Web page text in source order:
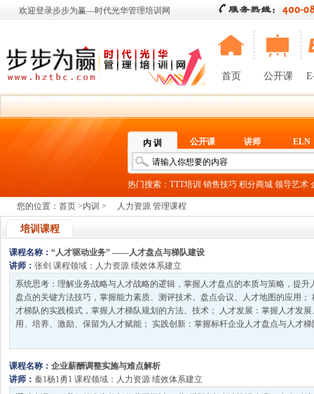
欢迎登录步步为赢—时代光华管理培训网
首页 公开课
内 训 公开课 讲师 ELN
热门搜索： TTT培训 销售技巧 积分商城 领导艺术
您的位置： 首页 >内训 > 人力资源 管理课程
培训课程
课程名称： “人才驱动业务” ——人才盘点与梯队建设
讲师： 张剑 课程领域： 人力资源 绩效体系建立
系统思考：理解业务战略与人才战略的逻辑，掌握人才盘点的本质与策略，提
盘点的关键方法技巧，掌握能力素质、测评技术、盘点会议、人才地图的应用
才梯队的实践模式，掌握人才梯队规划的方法、技术； 人才发展：掌握人才发
用、培养、激励、保留为人才赋能； 实践创新：掌握标杆企业人才盘点与人才梯
课程名称： 企业薪酬调整实施与难点解析
讲师： 秦1杨1勇1 课程领域： 人力资源 绩效体系建立